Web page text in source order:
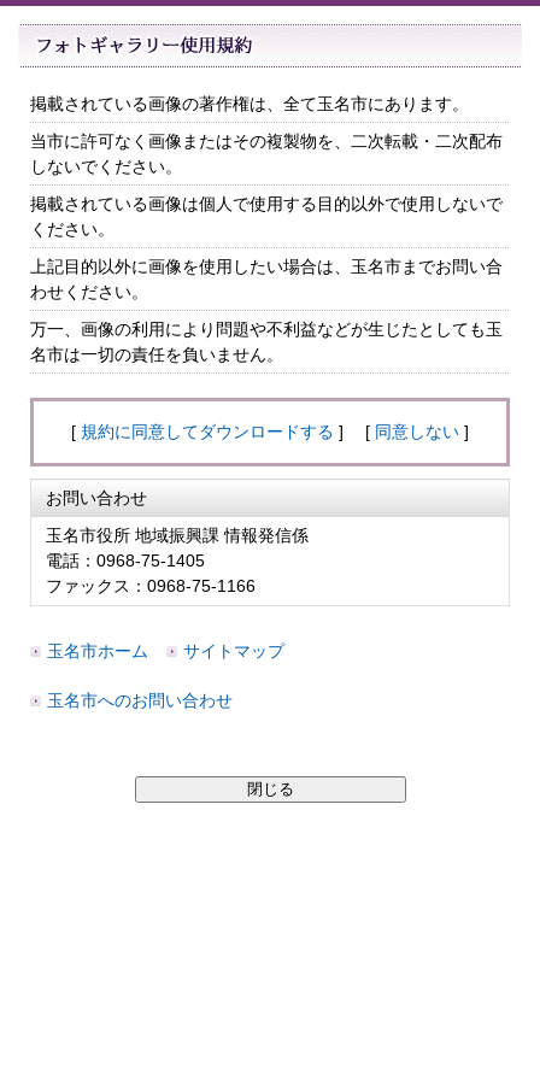
掲載されている画像の著作権は、全て玉名市にあります。
当市に許可なく画像またはその複製物を、二次転載・二次配布
しないでください。
掲載されている画像は個人で使用する目的以外で使用しないで
ください。
上記目的以外に画像を使用したい場合は、玉名市までお問い合
わせください。
万一、画像の利用により問題や不利益などが生じたとしても玉
名市は一切の責任を負いません。
[ 規約に同意してダウンロードする ] [ 同意しない ]
お問い合わせ
玉名市役所 地域振興課 情報発信係
電話：0968-75-1405
ファックス：0968-75-1166
玉名市ホーム サイトマップ
玉名市へのお問い合わせ